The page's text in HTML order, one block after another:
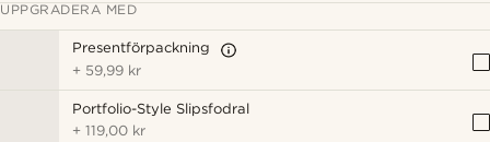
UPPGRADERA MED
Presentförpackning
+ 59,99 kr
Portfolio-Style Slipsfodral
+119,00 kr